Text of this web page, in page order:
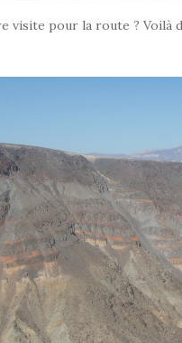
visite pour la route ? Voilà